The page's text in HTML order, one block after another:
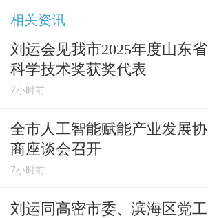
相关资讯
刘运会见我市2025年度山东省
科学技术奖获奖代表
7小时前
全市人工智能赋能产业发展协
商座谈会召开
7小时前
刘运同高密市委、滨海区党工